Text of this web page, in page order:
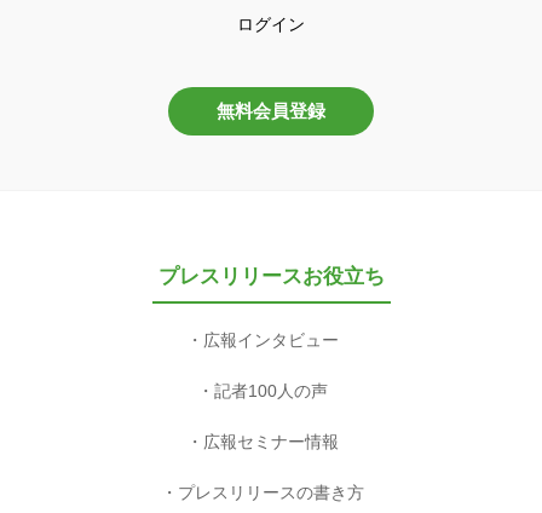
ログイン
無料会員登録
プレスリリースお役立ち
広報インタビュー
記者100人の声
広報セミナー情報
プレスリリースの書き方